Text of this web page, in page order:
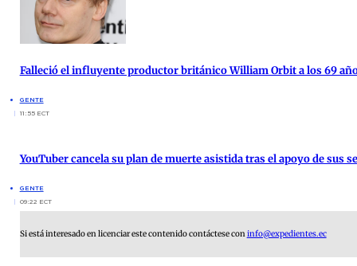
Falleció el influyente productor británico William Orbit a los 69
GENTE
11:55 ECT
YouTuber cancela su plan de muerte asistida tras el apoyo de sus
GENTE
09:22 ECT
Si está interesado en licenciar este contenido contáctese coninfo@expedientes.ec